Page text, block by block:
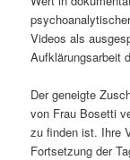
Videos als
Aufklärungsarbeit
Der geneigte
von Frau Bosetti
zu finden ist. Ihre
Fortsetzung der